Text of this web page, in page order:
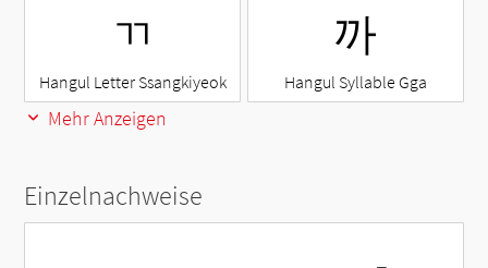
ㄲ
Hangul Letter Ssangkiyeok
까
Hangul Syllable Gga
Mehr Anzeigen
Einzelnachweise